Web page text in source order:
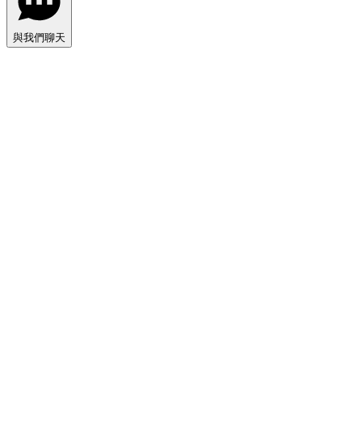
與我們聊天